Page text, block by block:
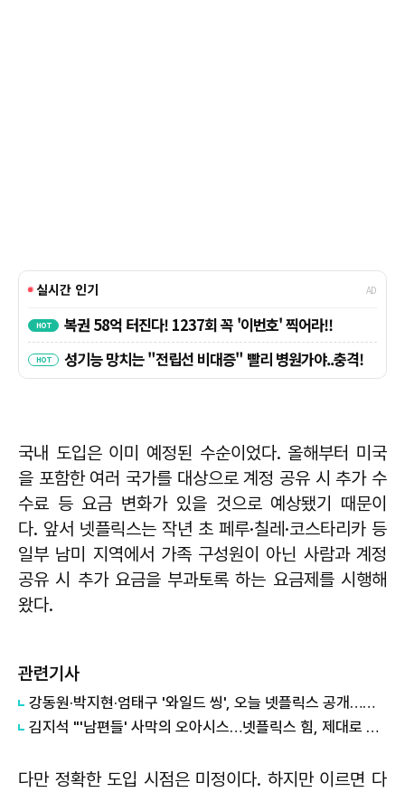
국내 도입은 이미 예정된 수순이었다. 올해부터 미국
을 포함한 여러 국가를 대상으로 계정 공유 시 추가 수
수료 등 요금 변화가 있을 것으로 예상됐기 때문이
다. 앞서 넷플릭스는 작년 초 페루·칠레·코스타리카 등
일부 남미 지역에서 가족 구성원이 아닌 사람과 계정
공유 시 추가 요금을 부과토록 하는 요금제를 시행해
왔다.
관련기사
강동원·박지현·엄태구 '와일드 씽', 오늘 넷플릭스 공개…전 세계 시청자 만난다
김지석 "'남편들' 사막의 오아시스…넷플릭스 힘, 제대로 맛봤죠"
다만 정확한 도입 시점은 미정이다. 하지만 이르면 다